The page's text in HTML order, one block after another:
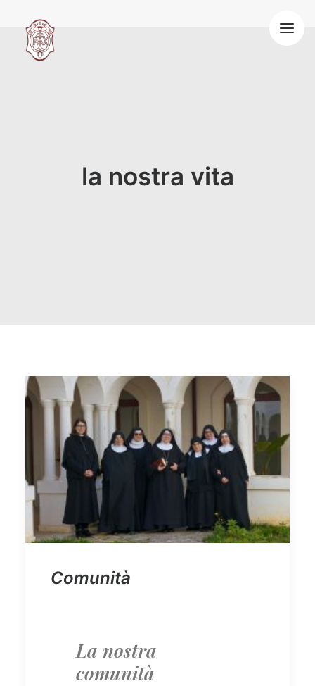
HOME
LA NOSTRA VITA
la nostra vita
Comunità
La nostra
comunità